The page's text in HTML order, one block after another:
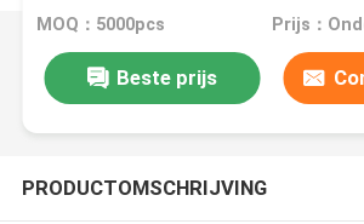
Endotracheal Intubatie van de
Manchetteller
MOQ：5000pcs Prijs：
Beste prijs
PRODUCTOMSCHRIJVING